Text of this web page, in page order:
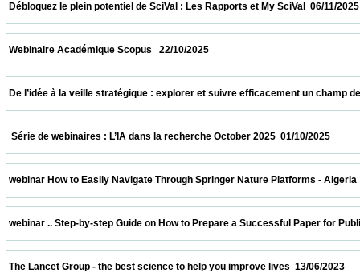
Débloquez le plein potentiel de SciVal : Les Rapports et My
Webinaire Académique Scopus   22/10/2025
De l’idée à la veille stratégique : explorer et suivre efficacement
Série de webinaires : L’IA dans la recherche October 2025  01/
webinar How to Easily Navigate Through Springer Nature
webinar .. Step-by-step Guide on How to Prepare a Successful
The Lancet Group - the best science to help you improve lives